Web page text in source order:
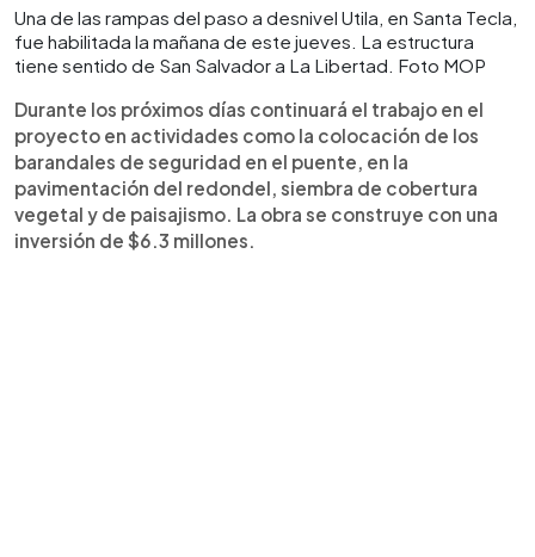
Una de las rampas del paso a desnivel Utila, en Santa Tecla,
fue habilitada la mañana de este jueves. La estructura
tiene sentido de San Salvador a La Libertad. Foto MOP
Durante los próximos días continuará el trabajo en el
proyecto en actividades como la colocación de los
barandales de seguridad en el puente, en la
pavimentación del redondel, siembra de cobertura
vegetal y de paisajismo. La obra se construye con una
inversión de $6.3 millones.